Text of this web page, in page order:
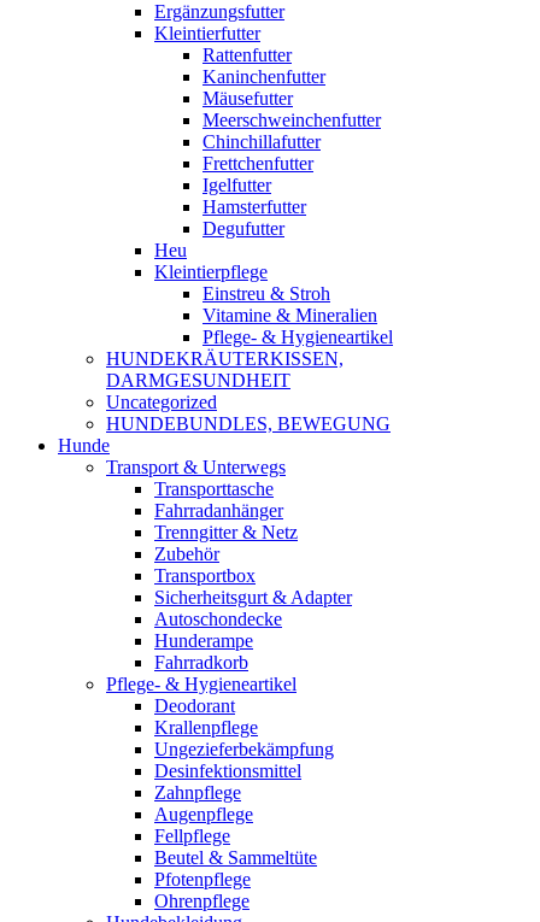
Ergänzungsfutter
Kleintierfutter
Rattenfutter
Kaninchenfutter
Mäusefutter
Meerschweinchenfutter
Chinchillafutter
Frettchenfutter
Igelfutter
Hamsterfutter
Degufutter
Heu
Kleintierpflege
Einstreu & Stroh
Vitamine & Mineralien
Pflege- & Hygieneartikel
HUNDEKRÄUTERKISSEN,
DARMGESUNDHEIT
Uncategorized
HUNDEBUNDLES, BEWEGUNG
Hunde
Transport & Unterwegs
Transporttasche
Fahrradanhänger
Trenngitter & Netz
Zubehör
Transportbox
Sicherheitsgurt & Adapter
Autoschondecke
Hunderampe
Fahrradkorb
Pflege- & Hygieneartikel
Deodorant
Krallenpflege
Ungezieferbekämpfung
Desinfektionsmittel
Zahnpflege
Augenpflege
Fellpflege
Beutel & Sammeltüte
Pfotenpflege
Ohrenpflege